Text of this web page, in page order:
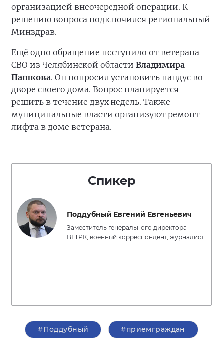
организацией внеочередной операции. К
решению вопроса подключился региональный
Минздрав.
Ещё одно обращение поступило от ветерана
СВО из Челябинской области Владимира
Пашкова. Он попросил установить пандус во
дворе своего дома. Вопрос планируется
решить в течение двух недель. Также
муниципальные власти организуют ремонт
лифта в доме ветерана.
Спикер
Поддубный Евгений Евгеньевич
Заместитель генерального директора
ВГТРК, военный корреспондент, журналист
#Поддубный #приемграждан